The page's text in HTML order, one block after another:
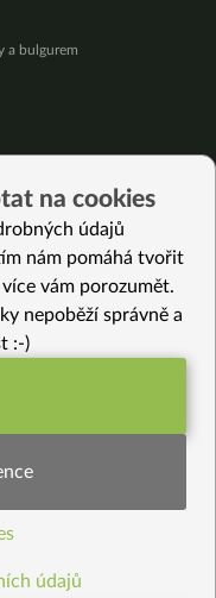
a bulgurem
i malé
na cookies
údajů
nám pomáhá tvořit
vám porozumět.
nepoběží správně a
:-)
(vždy
údajů